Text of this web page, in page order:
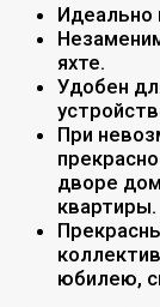
Идеально
яхте.
Удобен
При
дворе
квартиры.
юбилею,